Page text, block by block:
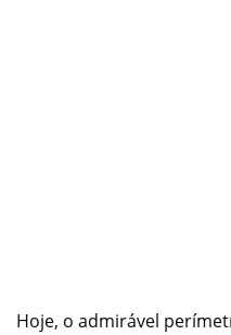
Hoje, o admirável